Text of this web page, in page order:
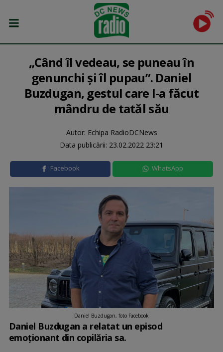
„Când îl vedeau, se puneau în
genunchi și îl pupau”. Daniel
Buzdugan, gestul care l-a făcut
mândru de tatăl său
Autor: Echipa RadioDCNews
Data publicării: 23.02.2022 23:21
Facebook WhatsApp
Daniel Buzdugan, foto Facebook
Daniel Buzdugan a relatat un episod
emoționant din copilăria sa.